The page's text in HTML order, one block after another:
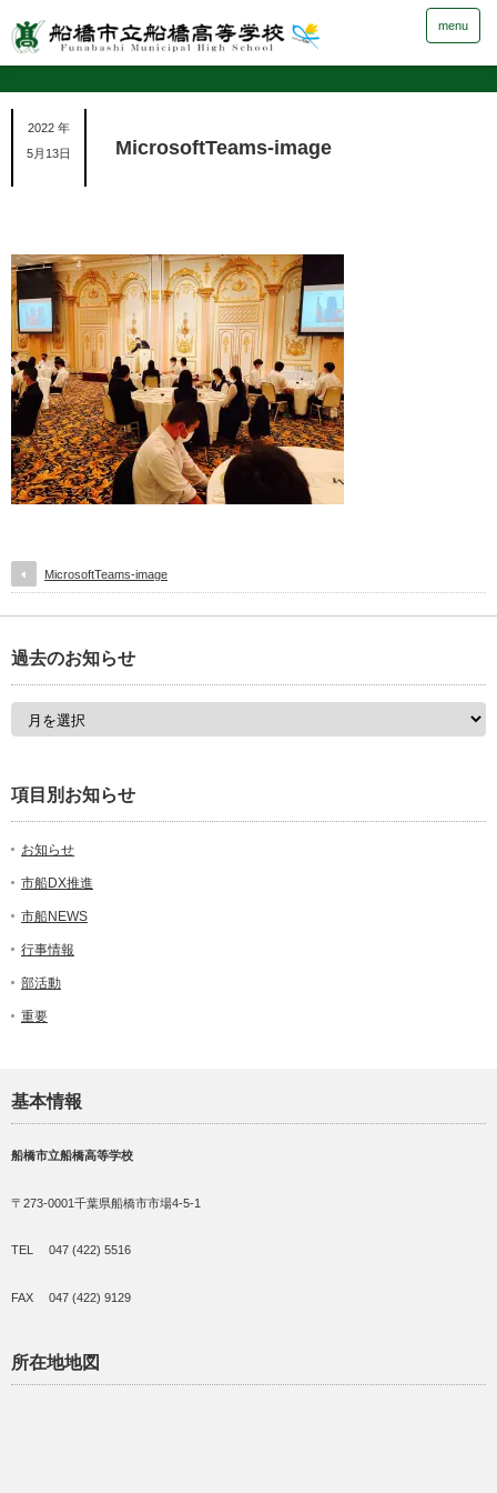
menu
2022 年
5月13日
MicrosoftTeams-image
MicrosoftTeams-image
過去のお知らせ
項目別お知らせ
お知らせ
市船DX推進
市船NEWS
行事情報
部活動
重要
基本情報
船橋市立船橋高等学校
〒273-0001千葉県船橋市市場4-5-1
TEL 047 (422) 5516
FAX 047 (422) 9129
所在地地図